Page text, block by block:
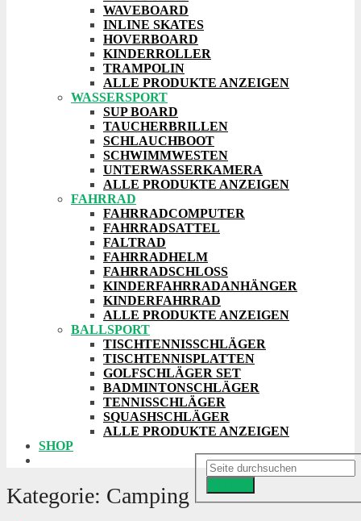
WAVEBOARD
INLINE SKATES
HOVERBOARD
KINDERROLLER
TRAMPOLIN
ALLE PRODUKTE ANZEIGEN
WASSERSPORT
SUP BOARD
TAUCHERBRILLEN
SCHLAUCHBOOT
SCHWIMMWESTEN
UNTERWASSERKAMERA
ALLE PRODUKTE ANZEIGEN
FAHRRAD
FAHRRADCOMPUTER
FAHRRADSATTEL
FALTRAD
FAHRRADHELM
FAHRRADSCHLOSS
KINDERFAHRRADANHÄNGER
KINDERFAHRRAD
ALLE PRODUKTE ANZEIGEN
BALLSPORT
TISCHTENNISSCHLÄGER
TISCHTENNISPLATTEN
GOLFSCHLÄGER SET
BADMINTONSCHLÄGER
TENNISSCHLÄGER
SQUASHSCHLÄGER
ALLE PRODUKTE ANZEIGEN
SHOP
Kategorie: Camping